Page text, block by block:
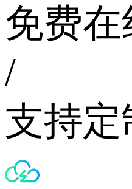
免费在
/
支持